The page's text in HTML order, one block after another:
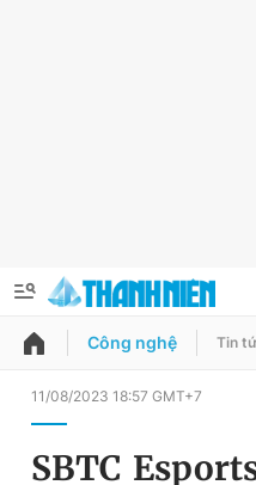
QUẢNG CÁO ĐẶT BÁO
Công nghệ Tin
11/08/2023 18:57 GMT+7
SBTC